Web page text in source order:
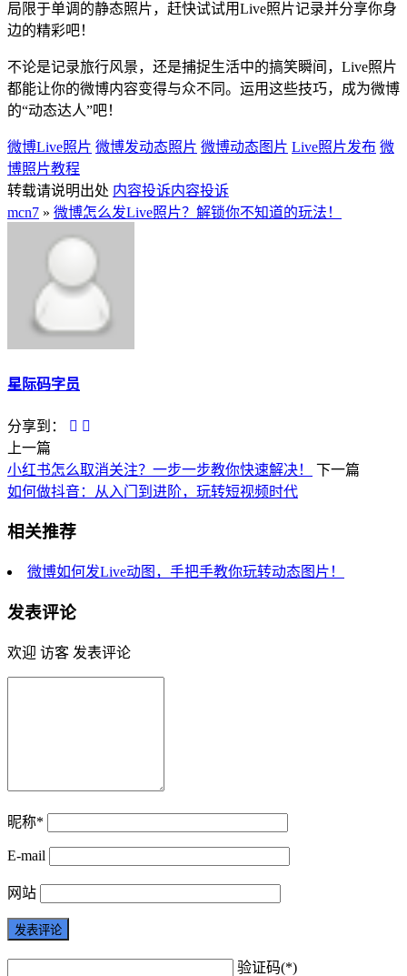
局限于单调的静态照片，赶快试试用Live照片记录并分享你身
边的精彩吧！
不论是记录旅行风景，还是捕捉生活中的搞笑瞬间，Live照片
都能让你的微博内容变得与众不同。运用这些技巧，成为微博
的“动态达人”吧！
微博Live照片 微博发动态照片 微博动态图片 Live照片发布 微
博照片教程
转载请说明出处 内容投诉内容投诉
mcn7 » 微博怎么发Live照片？解锁你不知道的玩法！
星际码字员
分享到：
上一篇
小红书怎么取消关注？一步一步教你快速解决！
下一篇
如何做抖音：从入门到进阶，玩转短视频时代
相关推荐
微博如何发Live动图，手把手教你玩转动态图片！
发表评论
欢迎 访客 发表评论
昵称*
E-mail
网站
验证码(*)